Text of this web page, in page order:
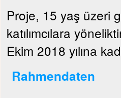
Proje, 15 yaş üzeri
katılımcılara
Ekim 2018 yılına
Rahmendaten